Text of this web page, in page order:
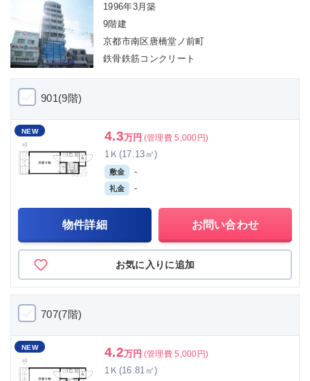
1996年3月築
9階建
京都市南区唐橋堂ノ前町
鉄骨鉄筋コンクリート
901(9階)
NEW 4.3万円 (管理費 5,000円)
1Ｋ(17.13㎡)
敷金 -
礼金 -
物件詳細 お問い合わせ
お気に入りに追加
707(7階)
NEW 4.2万円 (管理費 5,000円)
1Ｋ(16.81㎡)